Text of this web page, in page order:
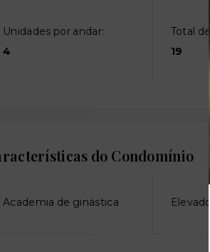
Unidades por andar:
4
Total
19
do Condomínio
Academia de ginástica